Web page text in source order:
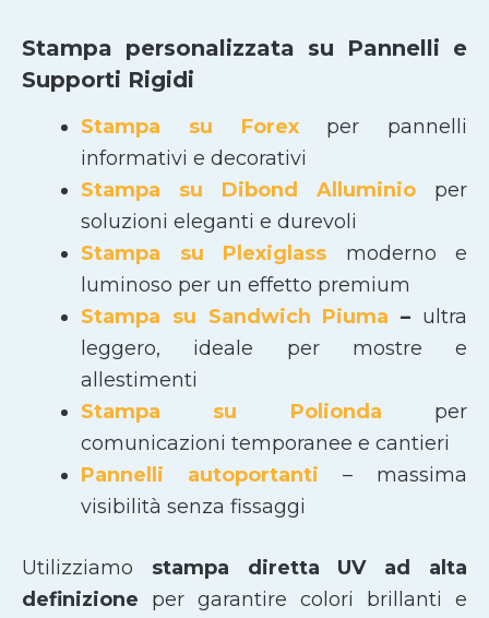
Stampa personalizzata su Pannelli e
Supporti Rigidi
Stampa su Forexper pannelli
informativi e decorativi
Stampa su Dibond Alluminio per
soluzioni eleganti e durevoli
Stampa su Plexiglass moderno e
luminoso per un effetto premium
Stampa su Sandwich Piuma – ultra
leggero, ideale per mostre e
allestimenti
Stampa su Polionda per
comunicazioni temporanee e cantieri
Pannelli autoportanti – massima
visibilità senza fissaggi
Utilizziamo stampa diretta UV ad alta
definizione per garantire colori brillanti e